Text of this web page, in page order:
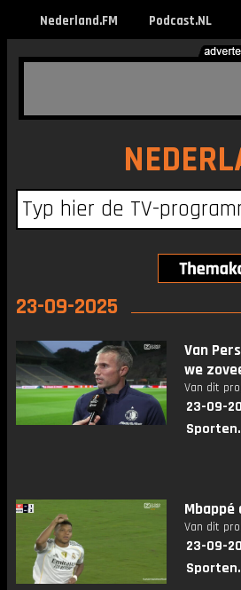
Nederland.FM Podcast.NL
23-09-2025
Van
we
Van dit
23-09-
Van dit
23-09-